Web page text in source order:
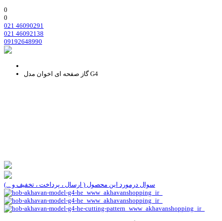
0
0
021 46090291
021 46092138
09192648990
گاز صفحه ای اخوان مدل G4
سوال درمورد این محصول ( ارسال ، پرداخت ، تخفیف و ...)